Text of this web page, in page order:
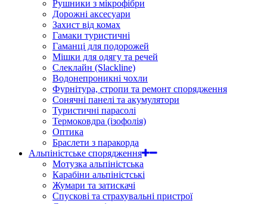
Рушники з мікрофібри
Дорожні аксесуари
Захист від комах
Гамаки туристичні
Гаманці для подорожей
Мішки для одягу та речей
Слеклайн (Slackline)
Водонепроникні чохли
Фурнітура, стропи та ремонт спорядження
Сонячні панелі та акумулятори
Туристичні парасолі
Термоковдра (ізофолія)
Оптика
Браслети з паракорда
Альпіністське спорядження
Мотузка альпіністська
Карабіни альпіністські
Жумари та затискачі
Спускові та страхувальні пристрої